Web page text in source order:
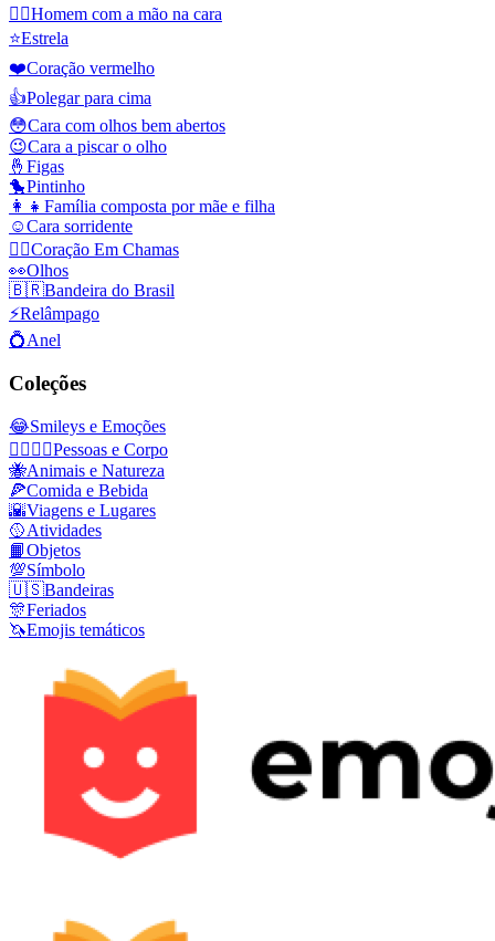
🤦‍♂️Homem com a mão na cara
⭐Estrela
❤️Coração vermelho
👍Polegar para cima
😳Cara com olhos bem abertos
😉Cara a piscar o olho
🤞 Figas
🐤Pintinho
👩‍👧 Família composta por mãe e filha
☺️Cara sorridente
❤️‍🔥Coração Em Chamas
👀Olhos
🇧🇷Bandeira do Brasil
⚡Relâmpago
💍Anel
Coleções
😂Smileys e Emoções
👩‍❤️‍💋‍👨Pessoas e Corpo
🐝Animais e Natureza
🍕Comida e Bebida
🌇Viagens e Lugares
🥎Atividades
📙Objetos
💯Símbolo
🇺🇸Bandeiras
🎊Feriados
🦄Emojis temáticos